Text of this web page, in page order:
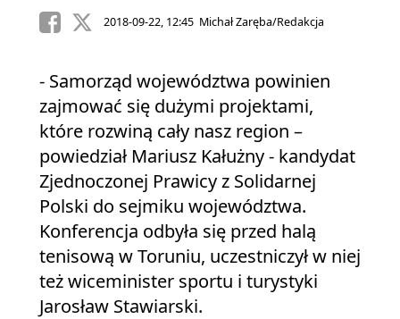
2018-09-22, 12:45 Michał Zaręba/Redakcja
- Samorząd województwa powinien
zajmować się dużymi projektami,
które rozwiną cały nasz region –
powiedział Mariusz Kałużny - kandydat
Zjednoczonej Prawicy z Solidarnej
Polski do sejmiku województwa.
Konferencja odbyła się przed halą
tenisową w Toruniu, uczestniczył w niej
też wiceminister sportu i turystyki
Jarosław Stawiarski.